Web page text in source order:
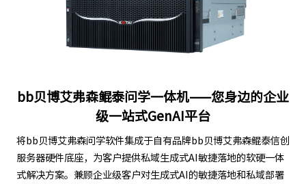
bb贝博艾弗森鲲泰问学一体机——您身边的企业
级一站式GenAI平台
将bb贝博艾弗森问学软件集成于自有品牌bb贝博艾弗森鲲泰信创
服务器硬件底座，为客户提供私域生成式AI敏捷落地的软硬一体
式解决方案。兼顾企业级客户对生成式AI的敏捷落地和私域部署